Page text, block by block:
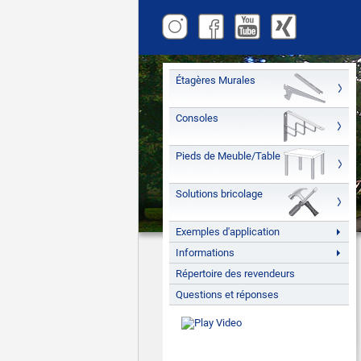
Étagères Murales
Consoles
Pieds de Meuble/Table
Solutions bricolage
Exemples d'application
Informations
Répertoire des revendeurs
Questions et réponses